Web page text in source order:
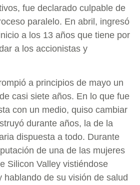
fue declarado culpable de
paralelo. En abril, ingresó
a los 13 años que tiene por
a los accionistas y
a principios de mayo un
casi siete años. En lo que fue
con un medio, quiso cambiar
durante años, la de la
dispuesta a todo. Durante
de una de las mujeres
Silicon Valley vistiéndose
hablando de su visión de salud